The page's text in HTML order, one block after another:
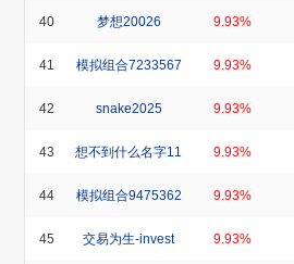
40 梦想20026 9.93%
41 模拟组合7233567 9.93%
42 snake2025 9.93%
43 想不到什么名字11 9.93%
44 模拟组合9475362 9.93%
45 交易为生-invest 9.93%